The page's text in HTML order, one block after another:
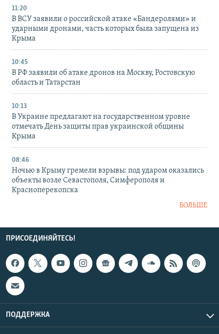
11:20
В ВСУ заявили о российской атаке «Бандеролями» и
ударными дронами, часть которых была запущена из
Крыма
10:45
В РФ заявили об атаке дронов на Москву, Ростовскую
область и Татарстан
10:13
В Украине предлагают на государственном уровне
отмечать День защиты прав украинской общины
Крыма
08:46
Ночью в Крыму гремели взрывы: под ударом оказались
объекты возле Севастополя, Симферополя и
Красноперекопска
БОЛЬШЕ
ПРИСОЕДИНЯЙТЕСЬ!
ПОДДЕРЖКА